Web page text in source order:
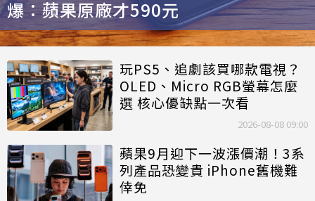
爆：蘋果原廠才590元
玩PS5、追劇該買哪款電視？
OLED、Micro RGB螢幕怎麼
選 核心優缺點一次看
2026-08-08 09:00
蘋果9月迎下一波漲價潮！3系
列產品恐變貴 iPhone舊機難
倖免